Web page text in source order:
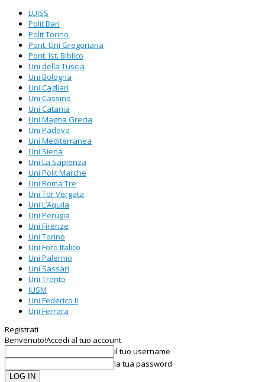
LUISS
Polit Bari
Polit Torino
Pont. Uni Gregoriana
Pont. Ist. Biblico
Uni della Tuscia
Uni Bologna
Uni Cagliari
Uni Cassino
Uni Catania
Uni Magna Grecia
Uni Padova
Uni Mediterranea
Uni Siena
Uni La Sapienza
Uni Polit Marche
Uni Roma Tre
Uni Tor Vergata
Uni L’Aquila
Uni Perugia
Uni Firenze
Uni Torino
Uni Foro Italico
Uni Palermo
Uni Sassari
Uni Trento
IUSM
Uni Federico II
Uni Ferrara
Registrati
Benvenuto!Accedi al tuo account
il tuo username
la tua password